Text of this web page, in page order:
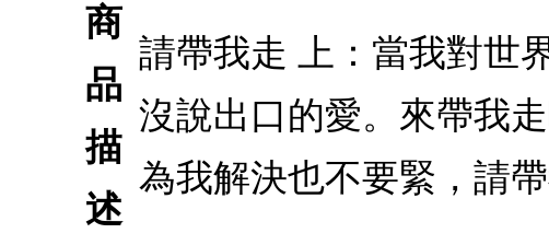
商
品
描
述
請帶我走 上：當我對世
沒說出口的愛。來帶我
為我解決也不要緊，請